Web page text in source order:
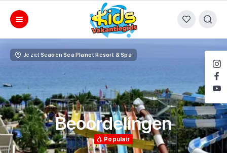
Beoordelingen
Populair
Je ziet Seaden Sea Planet Resort & Spa